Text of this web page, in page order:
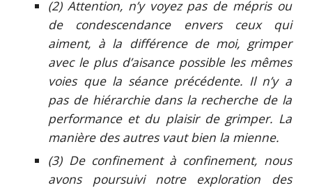
(2) Attention, n’y voyez pas de mépris ou
de condescendance envers ceux qui
aiment, à la différence de moi, grimper
avec le plus d’aisance possible les mêmes
voies que la séance précédente. Il n’y a
pas de hiérarchie dans la recherche de la
performance et du plaisir de grimper. La
manière des autres vaut bien la mienne.
(3) De confinement à confinement, nous
avons poursuivi notre exploration des